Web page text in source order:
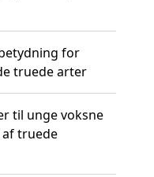
for
truede arter
til unge voksne
truede